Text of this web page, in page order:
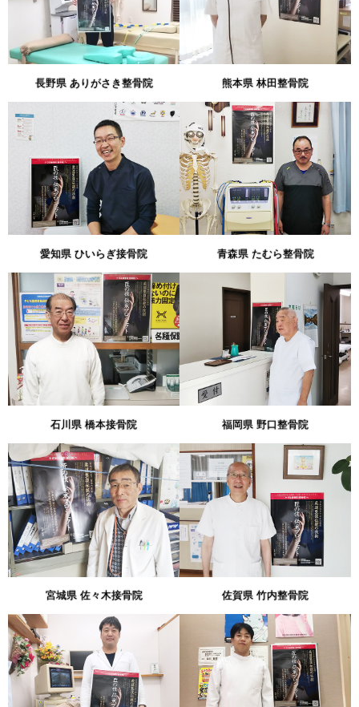
長野県 ありがさき整骨院 熊本県 林田整骨院
愛知県 ひいらぎ接骨院 青森県 たむら整骨院
石川県 橋本接骨院 福岡県 野口整骨院
宮城県 佐々木接骨院 佐賀県 竹内整骨院